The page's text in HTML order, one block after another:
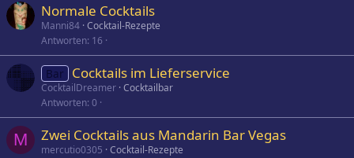
Normale Cocktails
Manni84 Cocktail-Rezepte
Antworten 16
Bar Cocktails im Lieferservice
CocktailDreamer Cocktailbar
Antworten 0
M Zwei Cocktails aus Mandarin Bar Vegas
mercutio0305 Cocktail-Rezepte